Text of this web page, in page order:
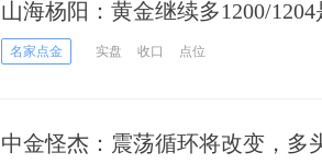
山海杨阳：黄金继续多1200/
名家点金 实盘 收口 点位
中金怪杰：震荡循环将改变，多